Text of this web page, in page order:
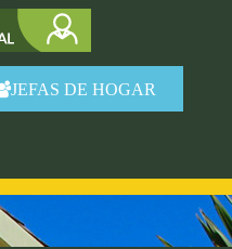
JEFAS DE HOGAR